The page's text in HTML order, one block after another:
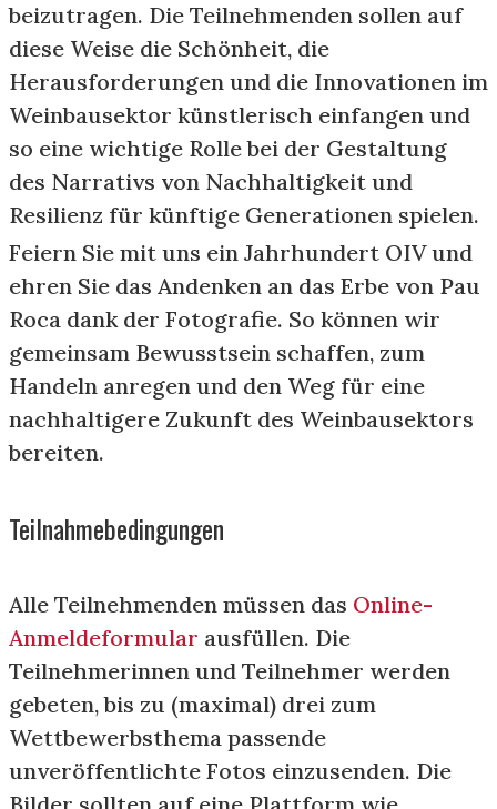
beizutragen. Die Teilnehmenden sollen auf
diese Weise die Schönheit, die
Herausforderungen und die Innovationen im
Weinbausektor künstlerisch einfangen und
so eine wichtige Rolle bei der Gestaltung
des Narrativs von Nachhaltigkeit und
Resilienz für künftige Generationen spielen.
Feiern Sie mit uns ein Jahrhundert OIV und
ehren Sie das Andenken an das Erbe von Pau
Roca dank der Fotografie. So können wir
gemeinsam Bewusstsein schaffen, zum
Handeln anregen und den Weg für eine
nachhaltigere Zukunft des Weinbausektors
bereiten.
Teilnahmebedingungen
Alle Teilnehmenden müssen das Online-
Anmeldeformular ausfüllen. Die
Teilnehmerinnen und Teilnehmer werden
gebeten, bis zu (maximal) drei zum
Wettbewerbsthema passende
unveröffentlichte Fotos einzusenden. Die